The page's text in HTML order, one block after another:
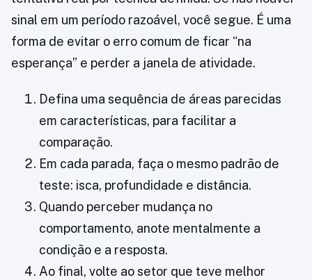
sinal em um período razoável, você segue. É uma
forma de evitar o erro comum de ficar “na
esperança” e perder a janela de atividade.
Defina uma sequência de áreas parecidas
em características, para facilitar a
comparação.
Em cada parada, faça o mesmo padrão de
teste: isca, profundidade e distância.
Quando perceber mudança no
comportamento, anote mentalmente a
condição e a resposta.
Ao final, volte ao setor que teve melhor